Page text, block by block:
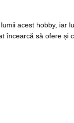
acest hobby, iar
să ofere și